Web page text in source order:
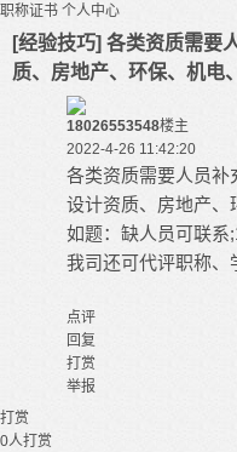
职称证书 个人中心
[经验技巧] 各类资质需要
质、房地产、环保、机电
18026553548楼主
2022-4-26 11:42:20
各类资质需要人员补
设计资质、房地产、
如题：缺人员可联系
我司还可代评职称、
点评
回复
打赏
举报
打赏
0人打赏